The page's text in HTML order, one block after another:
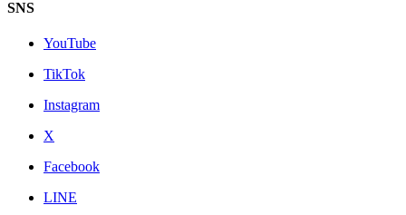
SNS
YouTube
TikTok
Instagram
X
Facebook
LINE